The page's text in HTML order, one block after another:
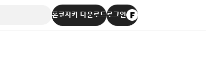
폰코자키 다운로드로그인